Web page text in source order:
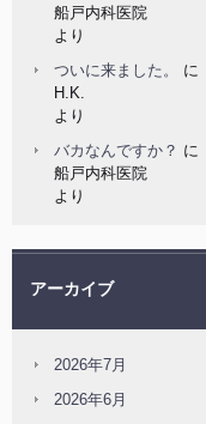
船戸内科医院
より
ついに来ました。
に
H.K.
より
バカなんですか？ に
船戸内科医院
より
アーカイブ
2026年7月
2026年6月